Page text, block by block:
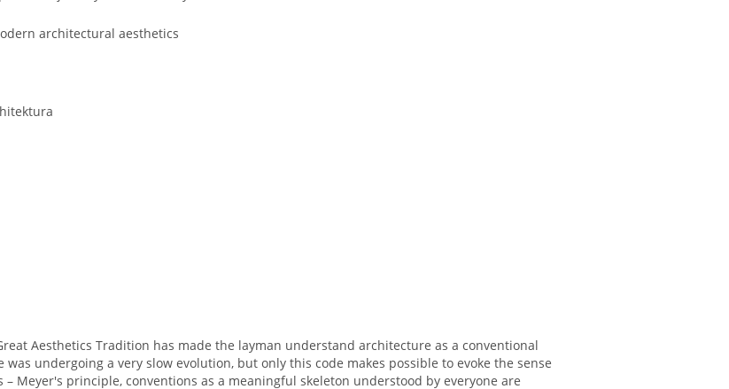
architectural aesthetics
Aesthetics Tradition has made the layman understand architecture as a conventional
was undergoing a very slow evolution, but only this code makes possible to evoke the sense
– Meyer's principle, conventions as a meaningful skeleton understood by everyone are